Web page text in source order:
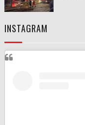
INSTAGRAM